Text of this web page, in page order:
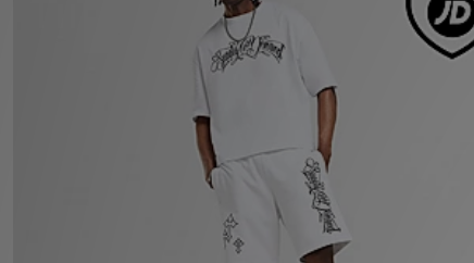
LOCALIZADOR DE LOJAS